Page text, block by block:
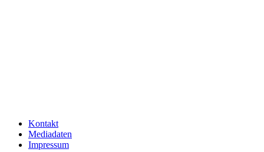
Kontakt
Mediadaten
Impressum